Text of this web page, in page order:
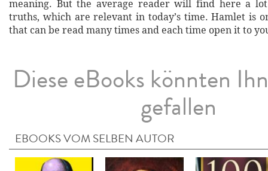
meaning. But the average reader will find here a
truths, which are relevant in today’s time. Hamlet is
that can be read many times and each time open it to
Diese eBooks könnten
gefallen
EBOOKS VOM SELBEN AUTOR